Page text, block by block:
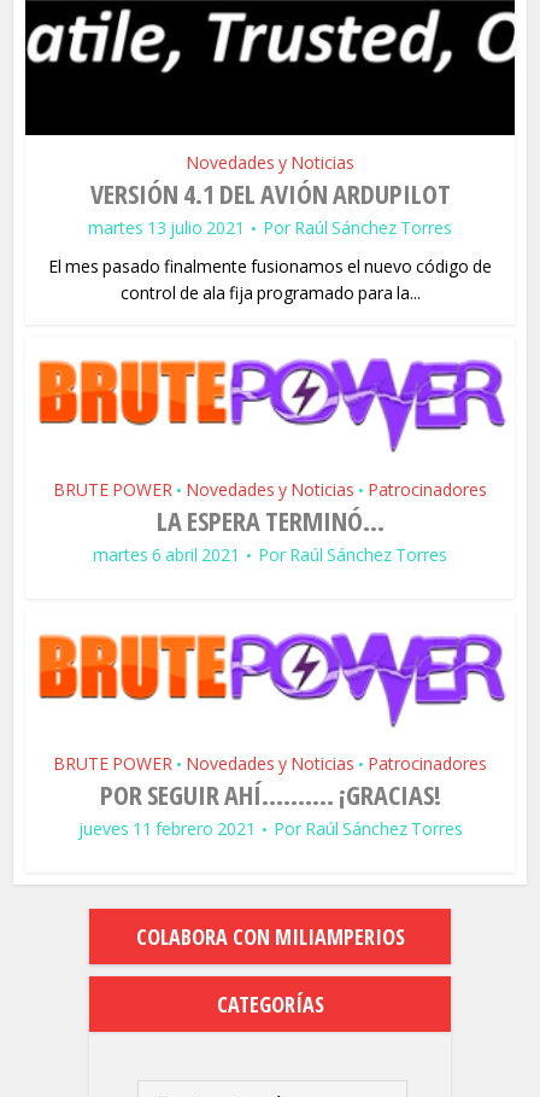
Novedades y Noticias
VERSIÓN 4.1 DEL AVIÓN ARDUPILOT
martes 13 julio 2021 Por Raúl Sánchez Torres
El mes pasado finalmente fusionamos el nuevo código de
control de ala fija programado para la...
BRUTE POWER • Novedades y Noticias • Patrocinadores
LA ESPERA TERMINÓ…
martes 6 abril 2021 Por Raúl Sánchez Torres
BRUTE POWER • Novedades y Noticias • Patrocinadores
POR SEGUIR AHÍ………. ¡GRACIAS!
jueves 11 febrero 2021 Por Raúl Sánchez Torres
COLABORA CON MILIAMPERIOS
CATEGORÍAS